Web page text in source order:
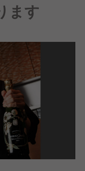
の仲の良さも当社
店」を一緒に作
の魅力―――□■■
歳！
いる職場なの
です。
い意見を採用し
ます